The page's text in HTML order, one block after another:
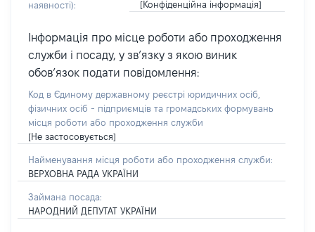
наявності):
[Конфіденційна інформація]
Інформація про місце роботи або проходження
служби і посаду, у зв’язку з якою виник
обов’язок подати повідомлення:
Код в Єдиному державному реєстрі юридичних осіб,
фізичних осіб - підприємців та громадських формувань
місця роботи або проходження служби
[Не застосовується]
Найменування місця роботи або проходження служби:
ВЕРХОВНА РАДА УКРАЇНИ
Займана посада:
НАРОДНИЙ ДЕПУТАТ УКРАЇНИ